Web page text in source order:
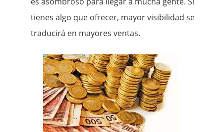
tienes algo que ofrecer, mayor visibilidad se
traducirá en mayores ventas.